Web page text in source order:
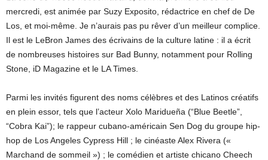
mercredi, est animée par Suzy Exposito, rédactrice en chef de De
Los, et moi-même. Je n’aurais pas pu rêver d’un meilleur complice.
Il est le LeBron James des écrivains de la culture latine : il a écrit
de nombreuses histoires sur Bad Bunny, notamment pour Rolling
Stone, iD Magazine et le LA Times.
Parmi les invités figurent des noms célèbres et des Latinos créatifs
en plein essor, tels que l’acteur Xolo Maridueña (“Blue Beetle”,
“Cobra Kai”); le rappeur cubano-américain Sen Dog du groupe hip-
hop de Los Angeles Cypress Hill ; le cinéaste Alex Rivera («
Marchand de sommeil ») ; le comédien et artiste chicano Cheech